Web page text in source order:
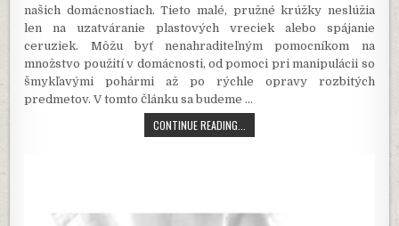
našich domácnostiach. Tieto malé, pružné krúžky neslúžia
len na uzatváranie plastových vreciek alebo spájanie
ceruziek. Môžu byť nenahraditeľným pomocníkom na
množstvo použití v domácnosti, od pomoci pri manipulácii so
šmykľavými pohármi až po rýchle opravy rozbitých
predmetov. V tomto článku sa budeme …
CONTINUE READING...
AKO